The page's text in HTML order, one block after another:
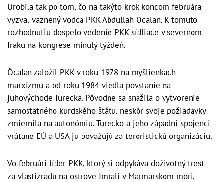
Urobila tak po tom, čo na takýto krok koncom februára
vyzval väznený vodca PKK Abdullah Öcalan. K tomuto
rozhodnutiu dospelo vedenie PKK sídliace v severnom
Iraku na kongrese minulý týždeň.
Öcalan založil PKK v roku 1978 na myšlienkach
marxizmu a od roku 1984 viedla povstanie na
juhovýchode Turecka. Pôvodne sa snažila o vytvorenie
samostatného kurdského štátu, neskôr svoje požiadavky
zmiernila na autonómiu. Turecko a jeho západní spojenci
vrátane EÚ a USA ju považujú za teroristickú organizáciu.
Vo februári líder PKK, ktorý si odpykáva doživotný trest
za vlastizradu na ostrove Imrali v Marmarskom mori,